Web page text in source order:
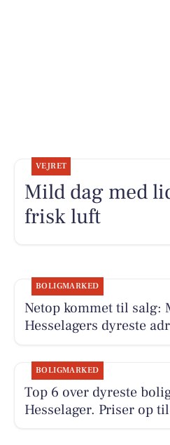
VEJRET
Mild dag med
frisk luft
BOLIGMARKED
Netop kommet til salg:
Hesselagers dyreste
BOLIGMARKED
Top 6 over dyreste
Hesselager. Priser op